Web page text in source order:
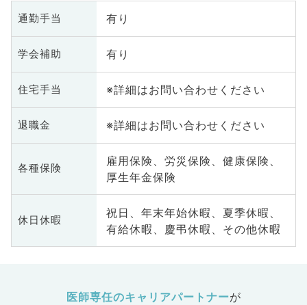
通勤手当 有り
学会補助 有り
住宅手当 ※詳細はお問い合わせください
退職金 ※詳細はお問い合わせください
各種保険
雇用保険、労災保険、健康保険、
厚生年金保険
休日休暇
祝日、年末年始休暇、夏季休暇、
有給休暇、慶弔休暇、その他休暇
医師専任のキャリアパートナーが